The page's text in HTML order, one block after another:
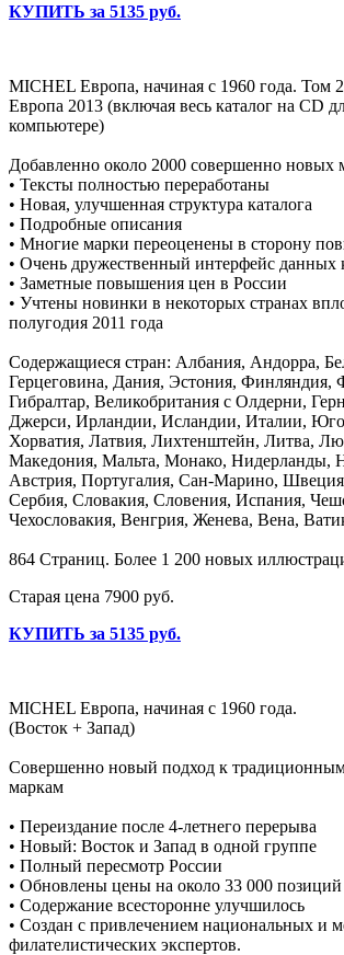
КУПИТЬ за 5135 руб.
MICHEL Европа, начиная с 1960 года. Том
Европа 2013 (включая весь каталог на CD
компьютере)
Добавленно около 2000 совершенно новых
• Тексты полностью переработаны
• Новая, улучшенная структура каталога
• Подробные описания
• Многие марки переоценены в сторону
• Очень дружественный интерфейс данных
• Заметные повышения цен в России
• Учтены новинки в некоторых странах
полугодия 2011 года
Содержащиеся стран: Албания, Андорра,
Герцеговина, Дания, Эстония, Финляндия,
Гибралтар, Великобритания с Олдерни,
Джерси, Ирландии, Исландии, Италии,
Хорватия, Латвия, Лихтенштейн, Литва,
Македония, Мальта, Монако, Нидерланды,
Австрия, Португалия, Сан-Марино,
Сербия, Словакия, Словения, Испания,
Чехословакия, Венгрия, Женева, Вена,
864 Страниц. Более 1 200 новых
Старая цена 7900 руб.
КУПИТЬ за 5135 руб.
MICHEL Европа, начиная с 1960 года.
(Восток + Запад)
Совершенно новый подход к
маркам
• Переиздание после 4-летнего перерыва
• Новый: Восток и Запад в одной группе
• Полный пересмотр России
• Обновлены цены на около 33 000 позиций
• Содержание всесторонне улучшилось
• Создан с привлечением национальных и
филателистических экспертов.